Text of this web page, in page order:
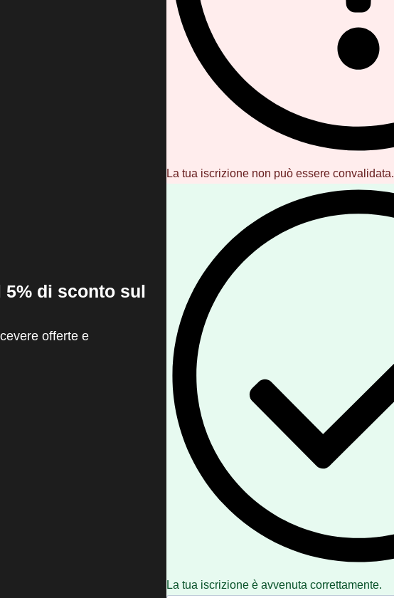
di sconto sul
offerte e
La tua iscrizione non può essere convalidata.
La tua iscrizione è avvenuta correttamente.